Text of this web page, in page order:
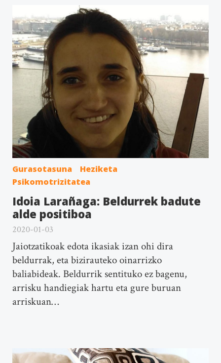
Gurasotasuna
Heziketa
Psikomotrizitatea
Idoia Larañaga: Beldurrek badute
alde positiboa
2020-01-03
Jaiotzatikoak edota ikasiak izan ohi dira
beldurrak, eta bizirauteko oinarrizko
baliabideak. Beldurrik sentituko ez bagenu,
arrisku handiegiak hartu eta gure buruan
arriskuan…